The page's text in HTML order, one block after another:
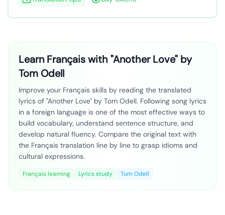
Learn Français with "Another Love" by
Tom Odell
Improve your Français skills by reading the translated
lyrics of "Another Love" by Tom Odell. Following song lyrics
in a foreign language is one of the most effective ways to
build vocabulary, understand sentence structure, and
develop natural fluency. Compare the original text with
the Français translation line by line to grasp idioms and
cultural expressions.
Français learning Lyrics study Tom Odell